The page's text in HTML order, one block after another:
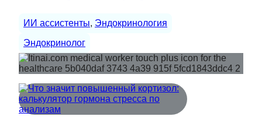
ИИ ассистенты, Эндокринология
Эндокринолог